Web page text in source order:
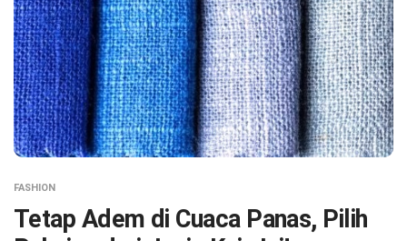
FASHION
Tetap Adem di Cuaca Panas, Pilih